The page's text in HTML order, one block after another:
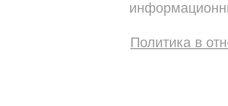
Политика в